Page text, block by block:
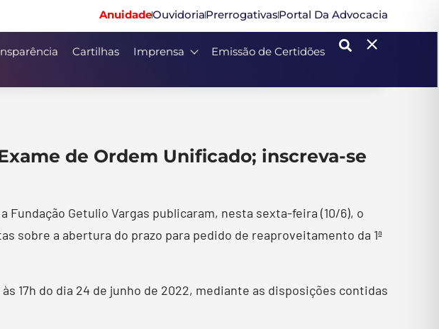
AnuidadeOuvidoriaPrerrogativasPortal Da Advocacia
Cartilhas Imprensa Emissão de Certidões
de Ordem Unificado; inscreva-se
Fundação Getulio Vargas publicaram, nesta sexta-feira (10/6), o
sobre a abertura do prazo para pedido de reaproveitamento da 1ª
17h do dia 24 de junho de 2022, mediante as disposições contidas